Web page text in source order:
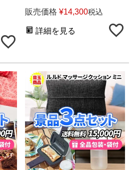
販売価格 ¥14,300税込
詳細を見る